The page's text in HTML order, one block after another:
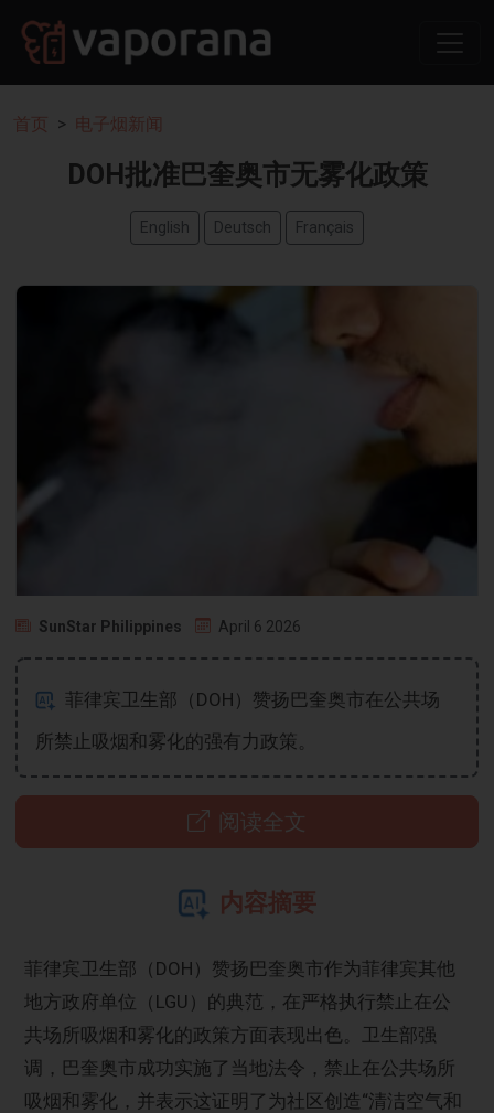
首页 电子烟新闻
DOH批准巴奎奥市无雾化政策
English Deutsch Français
SunStar Philippines April 6 2026
菲律宾卫生部（DOH）赞扬巴奎奥市在公共场
所禁止吸烟和雾化的强有力政策。
阅读全文
内容摘要
菲律宾卫生部（DOH）赞扬巴奎奥市作为菲律宾其他
地方政府单位（LGU）的典范，在严格执行禁止在公
共场所吸烟和雾化的政策方面表现出色。卫生部强
调，巴奎奥市成功实施了当地法令，禁止在公共场所
吸烟和雾化，并表示这证明了为社区创造“清洁空气和